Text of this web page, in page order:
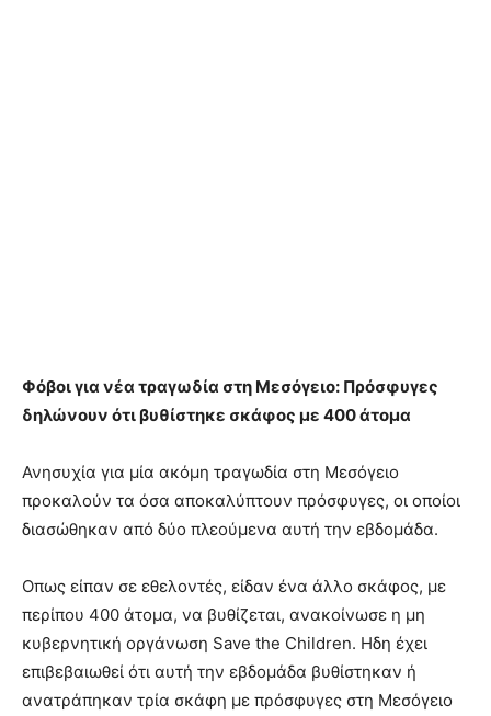
Φόβοι για νέα τραγωδία στη Μεσόγειο: Πρόσφυγες
δηλώνουν ότι βυθίστηκε σκάφος με 400 άτομα
Ανησυχία για μία ακόμη τραγωδία στη Μεσόγειο
προκαλούν τα όσα αποκαλύπτουν πρόσφυγες, οι οποίοι
διασώθηκαν από δύο πλεούμενα αυτή την εβδομάδα.
Οπως είπαν σε εθελοντές, είδαν ένα άλλο σκάφος, με
περίπου 400 άτομα, να βυθίζεται, ανακοίνωσε η μη
κυβερνητική οργάνωση Save the Children. Ηδη έχει
επιβεβαιωθεί ότι αυτή την εβδομάδα βυθίστηκαν ή
ανατράπηκαν τρία σκάφη με πρόσφυγες στη Μεσόγειο